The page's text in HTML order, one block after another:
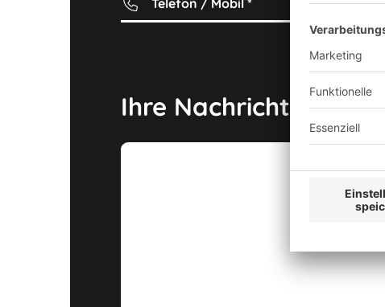
Ihre Nachricht